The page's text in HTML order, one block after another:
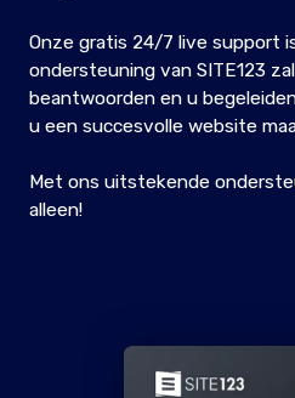
Onze gratis 24/7 live support
ondersteuning van SITE123
beantwoorden en u
u een succesvolle website
Met ons uitstekende
alleen!